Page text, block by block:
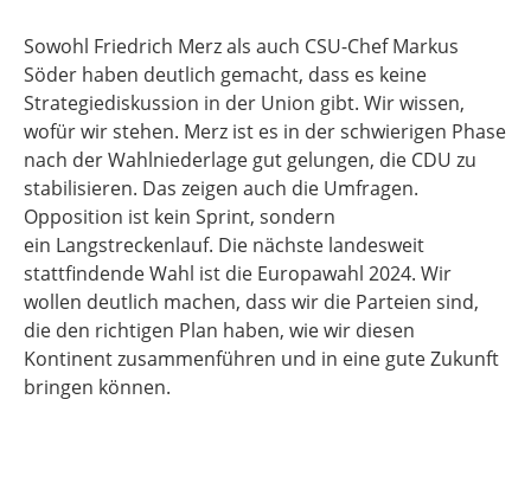
Sowohl Friedrich Merz als auch CSU-Chef Markus
Söder haben deutlich gemacht, dass es keine
Strategiediskussion in der Union gibt. Wir wissen,
wofür wir stehen. Merz ist es in der schwierigen Phase
nach der Wahlniederlage gut gelungen, die CDU zu
stabilisieren. Das zeigen auch die Umfragen.
Opposition ist kein Sprint, sondern
ein Langstreckenlauf. Die nächste landesweit
stattfindende Wahl ist die Europawahl 2024. Wir
wollen deutlich machen, dass wir die Parteien sind,
die den richtigen Plan haben, wie wir diesen
Kontinent zusammenführen und in eine gute Zukunft
bringen können.